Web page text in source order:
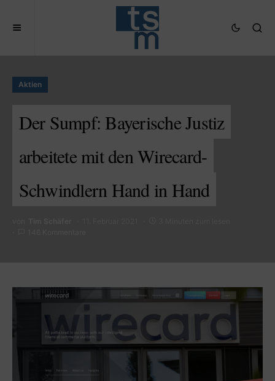
Aktien
Der Sumpf: Bayerische Justiz
arbeitete mit den Wirecard-
Schwindlern Hand in Hand